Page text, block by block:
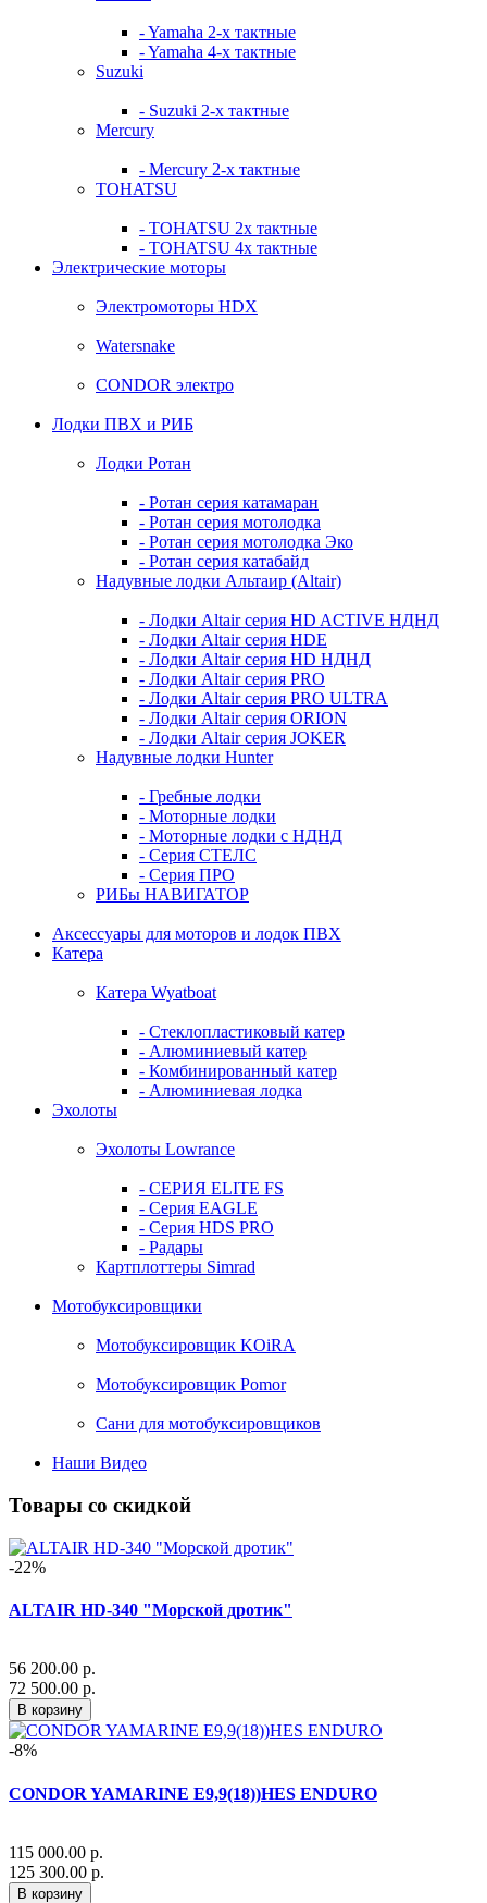
- Yamaha 2-х тактные
- Yamaha 4-х тактные
Suzuki
- Suzuki 2-х тактные
Mercury
- Mercury 2-х тактные
TOHATSU
- TOHATSU 2х тактные
- TOHATSU 4х тактные
Электрические моторы
Электромоторы HDX
Watersnake
CONDOR электро
Лодки ПВХ и РИБ
Лодки Ротан
- Ротан серия катамаран
- Ротан серия мотолодка
- Ротан серия мотолодка Эко
- Ротан серия катабайд
Надувные лодки Альтаир (Altair)
- Лодки Altair серия HD ACTIVE НДНД
- Лодки Altair серия HDE
- Лодки Altair серия HD НДНД
- Лодки Altair серия PRO
- Лодки Altair серия PRO ULTRA
- Лодки Altair серия ORION
- Лодки Altair серия JOKER
Надувные лодки Hunter
- Гребные лодки
- Моторные лодки
- Моторные лодки с НДНД
- Серия СТЕЛС
- Серия ПРО
РИБы НАВИГАТОР
Аксессуары для моторов и лодок ПВХ
Катера
Катера Wyatboat
- Cтеклопластиковый катер
- Алюминиевый катер
- Комбинированный катер
- Алюминиевая лодка
Эхолоты
Эхолоты Lowrance
- СЕРИЯ ELITE FS
- Серия EAGLE
- Серия HDS PRO
- Радары
Картплоттеры Simrad
Мотобуксировщики
Мотобуксировщик KOiRA
Мотобуксировщик Pomor
Сани для мотобуксировщиков
Наши Видео
Товары со скидкой
-22%
ALTAIR HD-340 "Морской дротик"
56 200.00 р.
72 500.00 р.
В корзину
-8%
CONDOR YAMARINE E9,9(18))HES ENDURO
115 000.00 р.
125 300.00 р.
В корзину